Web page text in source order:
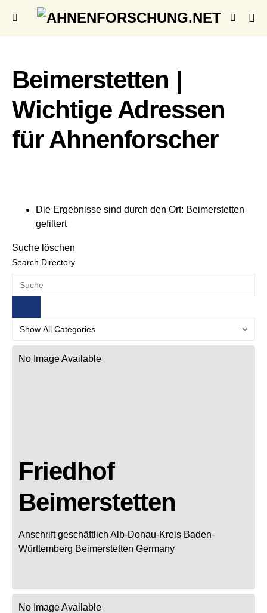
Beimerstetten |
Wichtige Adressen
für Ahnenforscher
Die Ergebnisse sind durch den Ort: Beimerstetten
gefiltert
Suche löschen
Search Directory
No Image Available
Friedhof
Beimerstetten
Anschrift geschäftlich Alb-Donau-Kreis Baden-
Württemberg Beimerstetten Germany
No Image Available